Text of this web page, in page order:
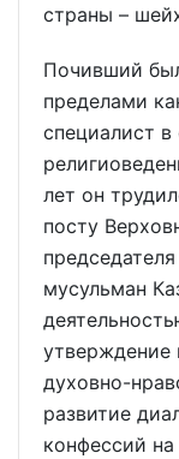
страны –
Почивший
пределами
специалист
лет он
посту
мусульман
утверждение
духовно-
развитие
конфессий